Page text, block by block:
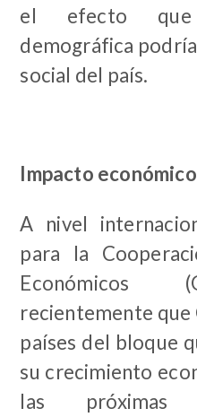
el efecto que
demográfica
social del país.
Impacto económico
A nivel
para la
Económicos
recientemente que
países del bloque
su crecimiento
las próximas